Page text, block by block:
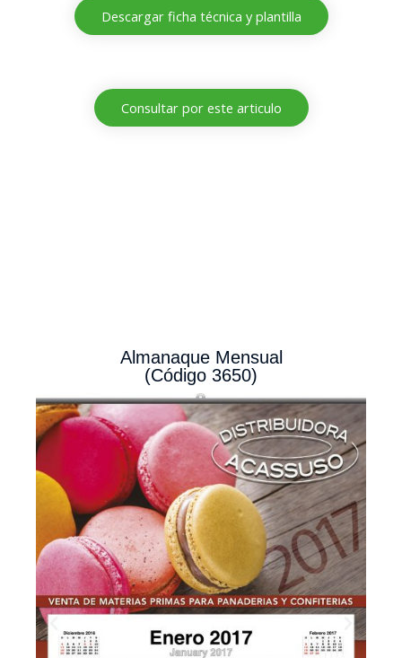
Descargar ficha técnica y plantilla
Consultar por este articulo
Almanaque Mensual
(Código 3650)